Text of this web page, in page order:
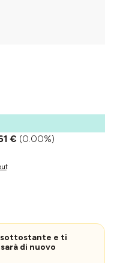
€ (0.00%)
sottostante e ti
di nuovo